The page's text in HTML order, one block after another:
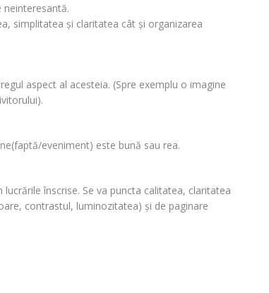
neinteresantă.
simplitatea şi claritatea cât şi organizarea
aspect al acesteia. (Spre exemplu o imagine
eveniment) este bună sau rea.
înscrise. Se va puncta calitatea, claritatea
contrastul, luminozitatea) şi de paginare